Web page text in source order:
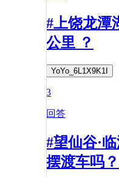
#上饶龙潭
公里 ？
YoYo_6L1X9K1I
3
回答
#望仙谷·
摆渡车吗？